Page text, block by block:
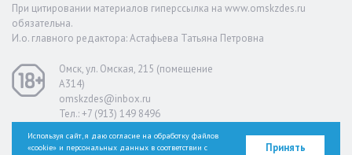
При цитировании материалов гиперссылка на www.omskzdes.ru
обязательна.
И.о. главного редактора: Астафьева Татьяна Петровна
Омск, ул. Омская, 215 (помещение
А314)
omskzdes@inbox.ru
Тел.: +7 (913) 149 8496
Используя сайт, я даю согласие на обработку файлов
«cookie» и персональных данных в соответствии с
Принять